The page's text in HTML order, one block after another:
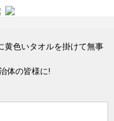
黄色いタオルを掛けて無事
体の皆様に!